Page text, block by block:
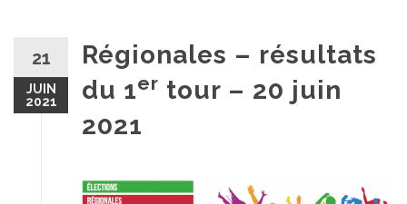
21
JUIN
2021
Régionales – résultats
du 1er tour – 20 juin
2021